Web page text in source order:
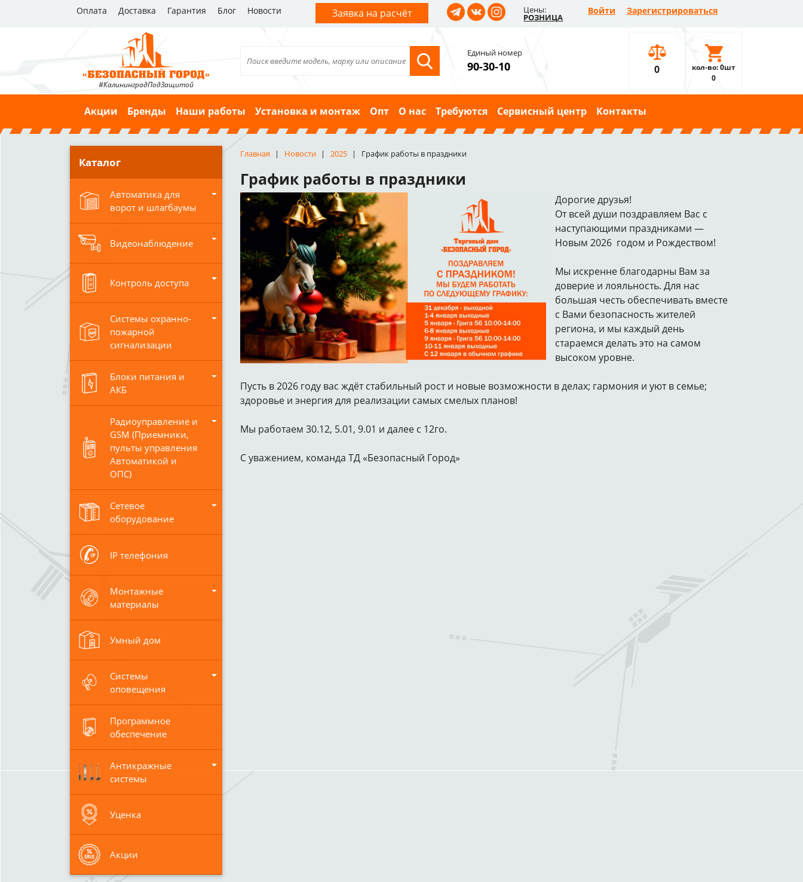
Оплата Доставка Гарантия Блог Новости Заявка на расчёт Цены:
РОЗНИЦА
Войти Зарегистрироваться
#КалининградПодЗащитой
Единый номер
90-30-10 0
кол-во: 0шт
0
Акции Бренды Наши работы Установка и монтаж Опт О нас Требуются Сервисный центр Контакты
Каталог
Автоматика для
ворот и шлагбаумы
Видеонаблюдение
Контроль доступа
Системы охранно-
пожарной
сигнализации
Блоки питания и
АКБ
Радиоуправление и
GSM (Приемники,
пульты управления
Автоматикой и
ОПС)
Сетевое
оборудование
IP телефония
Монтажные
материалы
Умный дом
Системы
оповещения
Программное
обеспечение
Антикражные
системы
Уценка
Акции
Главная Новости 2025 График работы в праздники
График работы в праздники
Дорогие друзья!
От всей души поздравляем Вас с
наступающими праздниками —
Новым 2026 годом и Рождеством!
Мы искренне благодарны Вам за
доверие и лояльность. Для нас
большая честь обеспечивать вместе
с Вами безопасность жителей
региона, и мы каждый день
стараемся делать это на самом
высоком уровне.
Пусть в 2026 году вас ждёт стабильный рост и новые возможности в делах; гармония и уют в семье;
здоровье и энергия для реализации самых смелых планов!
Мы работаем 30.12, 5.01, 9.01 и далее с 12го.
С уважением, команда ТД «Безопасный Город»